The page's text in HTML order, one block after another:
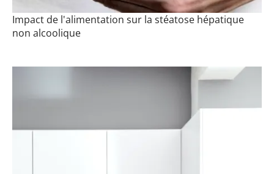
Impact de l'alimentation sur la stéatose hépatique
non alcoolique